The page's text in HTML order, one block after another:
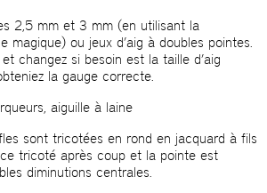
2,5 mm et 3 mm (en utilisant la
magique) ou jeux d’aig à doubles pointes.
changez si besoin est la taille d’aig
la gauge correcte.
aiguille à laine
sont tricotées en rond en jacquard à fils
tricoté après coup et la pointe est
diminutions centrales.